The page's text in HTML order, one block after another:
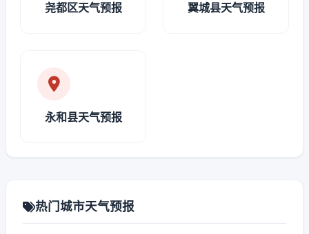
尧都区天气预报 翼城县天气预报
永和县天气预报
热门城市天气预报